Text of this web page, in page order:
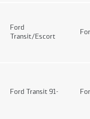
Ford
Transit/Escort
Ford Transit 91-